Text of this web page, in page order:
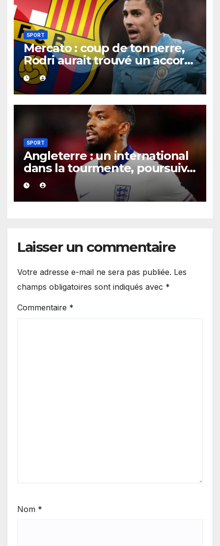
SPORT
Mercato : coup de tonnerre,
Rodri aurait trouvé un accord
XXL avec le Barça pour un
contrat jusqu’en 2030.
SPORT
Angleterre : un international
dans la tourmente, poursuivi
après une présumée
agression survenue en boîte
de nuit.
Laisser un commentaire
Votre adresse e-mail ne sera pas publiée. Les
champs obligatoires sont indiqués avec *
Commentaire *
Nom *